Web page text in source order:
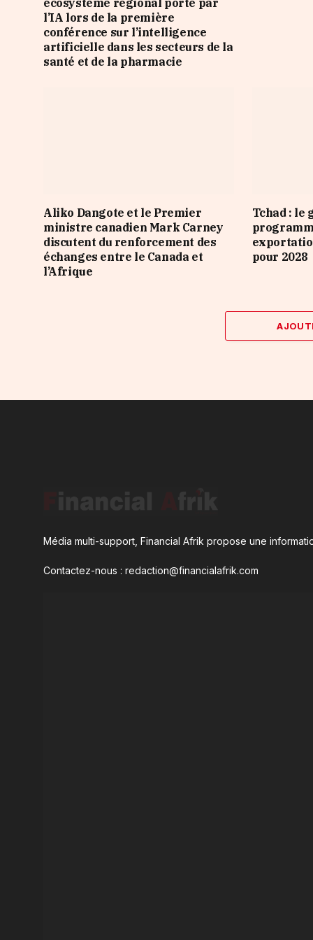
écosystème régional porté par
l’IA lors de la première
conférence sur l’intelligence
artificielle dans les secteurs de la
santé et de la pharmacie
Aliko Dangote et le Premier
ministre canadien Mark Carney
discutent du renforcement des
échanges entre le Canada et
l’Afrique
Tchad : le
pour 2028
Média multi-support, Financial Afrik propose une
Contactez-nous : redaction@financialafrik.com